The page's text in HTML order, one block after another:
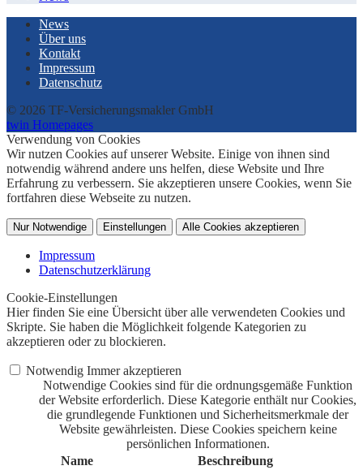
News
Über uns
Kontakt
Impressum
Datenschutz
© 2026 TF-Versicherungsmakler GmbH
twin Homepages
Verwendung von Cookies
Wir nutzen Cookies auf unserer Website. Einige von ihnen sind
notwendig während andere uns helfen, diese Website und Ihre
Erfahrung zu verbessern. Sie akzeptieren unsere Cookies, wenn Sie
fortfahren diese Webseite zu nutzen.
Nur Notwendige Einstellungen Alle Cookies akzeptieren
Impressum
Datenschutzerklärung
Cookie-Einstellungen
Hier finden Sie eine Übersicht über alle verwendeten Cookies und
Skripte. Sie haben die Möglichkeit folgende Kategorien zu
akzeptieren oder zu blockieren.
Notwendig Immer akzeptieren
Notwendige Cookies sind für die ordnungsgemäße Funktion
der Website erforderlich. Diese Kategorie enthält nur Cookies,
die grundlegende Funktionen und Sicherheitsmerkmale der
Website gewährleisten. Diese Cookies speichern keine
persönlichen Informationen.
Name
Beschreibung